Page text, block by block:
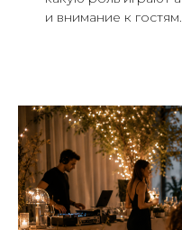
и внимание к гостям.